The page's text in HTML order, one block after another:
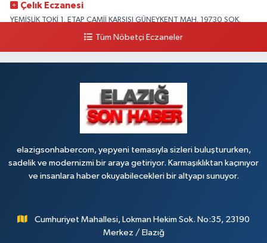
Çelık Eczanesi
YEMİŞLİK TOKİ 1. ETAP CAMİİ KARŞISI GÜNEYKENT MAH. 19730 SOK.
(HOZAT GARAJI OPET KARŞISI) 1. HARPUT CAD. SARISALTIK SOK NO:7 1
Yol Tarifi Al
Tüm Nöbetçi Eczaneler
elazigsonhabercom, yepyeni temasıyla sizleri buluştururken,
sadelik ve modernizmi bir araya getiriyor. Karmaşıklıktan kaçınıyor
ve insanlara haber okuyabilecekleri bir altyapı sunuyor.
Cumhuriyet Mahallesi, Lokman Hekim Sok. No:35, 23190
Merkez / Elazığ